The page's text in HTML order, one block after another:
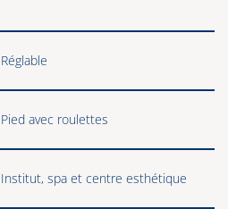
Réglable
Pied avec roulettes
Institut, spa et centre esthétique